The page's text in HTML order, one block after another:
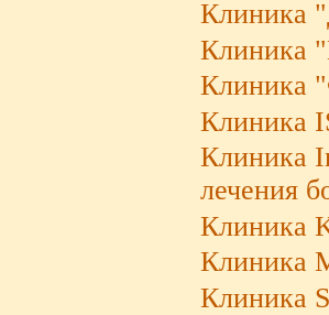
Клиника
Клиника
Клиника
Клиника
Клиника
лечения
Клиника
Клиника
Клиника